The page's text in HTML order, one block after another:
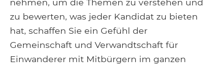
nehmen, um die Themen zu verstehen und
zu bewerten, was jeder Kandidat zu bieten
hat, schaffen Sie ein Gefühl der
Gemeinschaft und Verwandtschaft für
Einwanderer mit Mitbürgern im ganzen